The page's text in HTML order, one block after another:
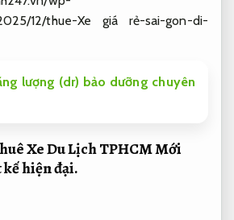
lượng (dr) bảo dưỡng chuyên
Xe Du Lịch TPHCM Mới
hiện đại.